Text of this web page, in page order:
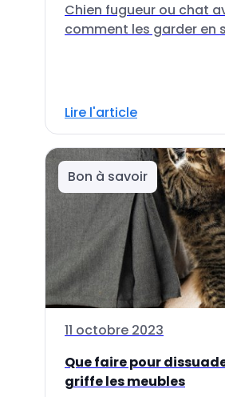
Chien fugueur ou chat
comment les garder en
Lire l'article
Bon à savoir
11 octobre 2023
Que faire pour
griffe les meubles